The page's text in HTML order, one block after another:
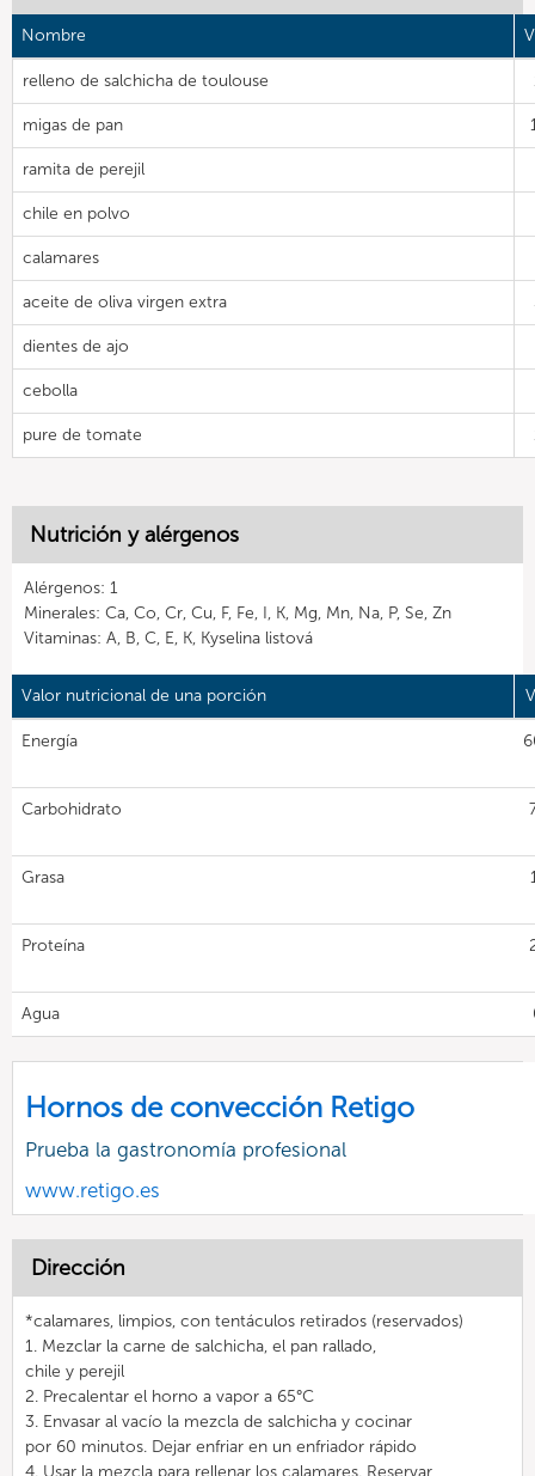
Nombre
relleno de salchicha de toulouse
migas de pan
ramita de perejil
chile en polvo
calamares
aceite de oliva virgen extra
dientes de ajo
cebolla
pure de tomate
Nutrición y alérgenos
Alérgenos: 1
Minerales: Ca, Co, Cr, Cu, F, Fe, I, K, Mg, Mn, Na, P, Se, Zn
Vitaminas: A, B, C, E, K, Kyselina listová
Valor nutricional de una porción
Energía
Carbohidrato
Grasa
Proteína
Agua
Hornos de convección Retigo
Prueba la gastronomía profesional
www.retigo.es
Dirección
*calamares, limpios, con tentáculos retirados (reservados)
1. Mezclar la carne de salchicha, el pan rallado,
chile y perejil
2. Precalentar el horno a vapor a 65°C
3. Envasar al vacío la mezcla de salchicha y cocinar
por 60 minutos. Dejar enfriar en un enfriador rápido
4. Usar la mezcla para rellenar los calamares. Reservar